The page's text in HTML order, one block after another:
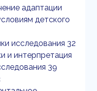
адаптации
детского
исследования 32
и интерпретация
39